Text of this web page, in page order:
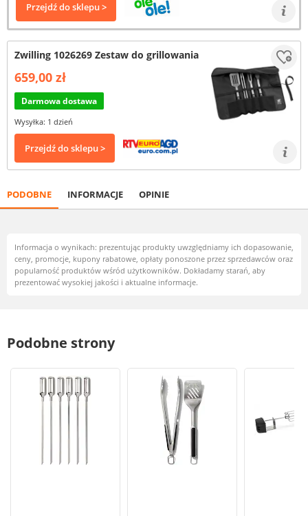
Przejdź do sklepu >
Zwilling 1026269 Zestaw do grillowania
659,00 zł
Darmowa dostawa
Wysyłka: 1 dzień
Przejdź do sklepu >
PODOBNE INFORMACJE OPINIE
Informacja o wynikach: prezentując produkty uwzględniamy ich dopasowanie,
ceny, promocje, kupony rabatowe, opłaty ponoszone przez sprzedawców oraz
popularność produktów wśród użytkowników. Dokładamy starań, aby
prezentować wysokiej jakości i aktualne informacje.
Podobne strony